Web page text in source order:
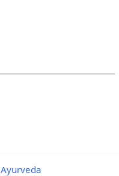
Ayurveda